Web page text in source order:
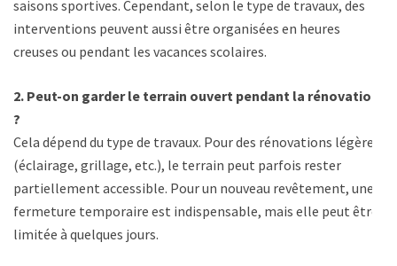
saisons sportives. Cependant, selon le type de travaux, des
interventions peuvent aussi être organisées en heures
creuses ou pendant les vacances scolaires.
2. Peut-on garder le terrain ouvert pendant la rénovation
?
Cela dépend du type de travaux. Pour des rénovations légères
(éclairage, grillage, etc.), le terrain peut parfois rester
partiellement accessible. Pour un nouveau revêtement, une
fermeture temporaire est indispensable, mais elle peut être
limitée à quelques jours.